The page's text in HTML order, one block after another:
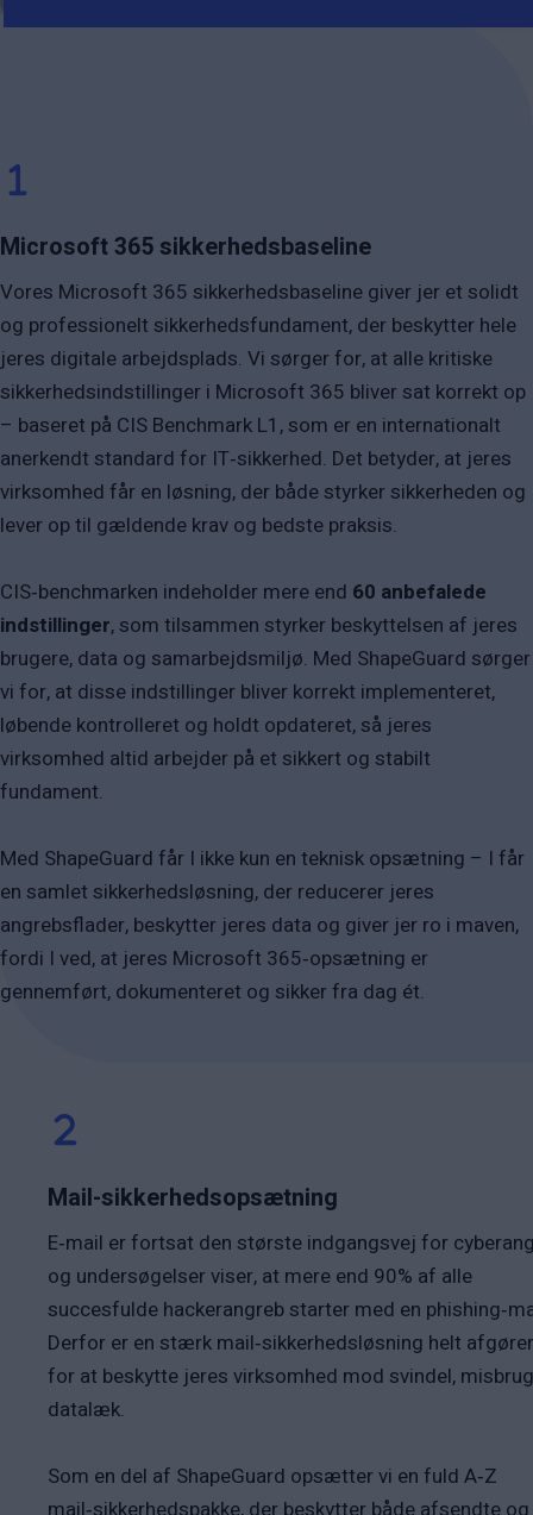
Microsoft 365 sikkerhedsbaseline
Vores Microsoft 365 sikkerhedsbaseline giver jer et solidt
og professionelt sikkerhedsfundament, der beskytter hele
jeres digitale arbejdsplads. Vi sørger for, at alle kritiske
sikkerhedsindstillinger i Microsoft 365 bliver sat korrekt op
– baseret på CIS Benchmark L1, som er en internationalt
anerkendt standard for IT‑sikkerhed. Det betyder, at jeres
virksomhed får en løsning, der både styrker sikkerheden og
lever op til gældende krav og bedste praksis.
CIS‑benchmarken indeholder mere end 60 anbefalede
indstillinger, som tilsammen styrker beskyttelsen af jeres
brugere, data og samarbejdsmiljø. Med ShapeGuard sørger
vi for, at disse indstillinger bliver korrekt implementeret,
løbende kontrolleret og holdt opdateret, så jeres
virksomhed altid arbejder på et sikkert og stabilt
fundament.
Med ShapeGuard får I ikke kun en teknisk opsætning – I får
en samlet sikkerhedsløsning, der reducerer jeres
angrebsflader, beskytter jeres data og giver jer ro i maven,
fordi I ved, at jeres Microsoft 365‑opsætning er
gennemført, dokumenteret og sikker fra dag ét.
Mail-sikkerhedsopsætning
E‑mail er fortsat den største indgangsvej for
og undersøgelser viser, at mere end 90% af alle
succesfulde hackerangreb starter med en
Derfor er en stærk mail‑sikkerhedsløsning helt
for at beskytte jeres virksomhed mod svindel,
datalæk.
Som en del af ShapeGuard opsætter vi en fuld A‑Z